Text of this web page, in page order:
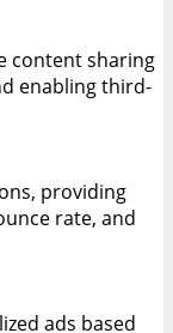
content sharing
enabling third-
providing
rate, and
ads based